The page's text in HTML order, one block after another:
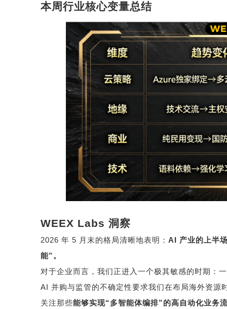
本周行业核心变量总结
WEEX Labs 洞察
2026 年 5 月末的格局清晰地表明： AI 产业的上半
能”。
对于企业而言，我们正进入一个极其敏感的时期：
AI 并购与监管的不确定性要求我们在布局海外资
关注那些能够实现“多智能体编排”的高自动化业务